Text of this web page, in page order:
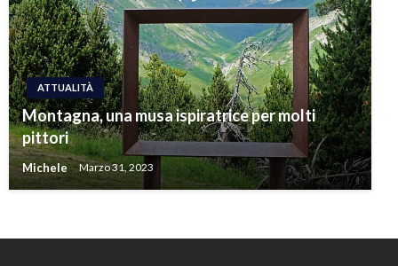
ATTUALITÀ
Montagna, una musa ispiratrice per molti
pittori
Michele Marzo 31, 2023